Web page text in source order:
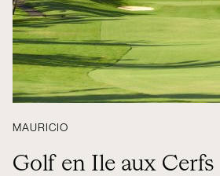
MAURICIO
Golf en Ile aux Cerfs